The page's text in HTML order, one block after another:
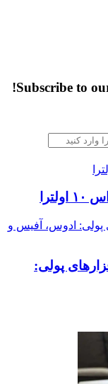
Subscribe to
پولی: ادوس، آفیس و
پولی: